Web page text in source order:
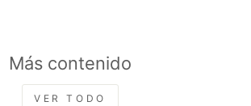
Más contenido
VER TODO